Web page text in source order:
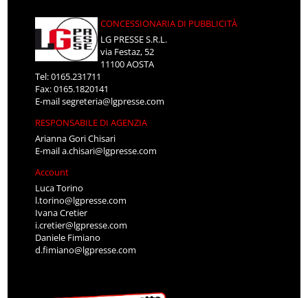
CONCESSIONARIA DI PUBBLICITÀ
LG PRESSE S.R.L.
via Festaz, 52
11100 AOSTA
Tel: 0165.231711
Fax: 0165.1820141
E-mailsegreteria@lgpresse.com
RESPONSABILE DI AGENZIA
Arianna Gori Chisari
E-maila.chisari@lgpresse.com
Account
Luca Torino
l.torino@lgpresse.com
Ivana Cretier
i.cretier@lgpresse.com
Daniele Fimiano
d.fimiano@lgpresse.com